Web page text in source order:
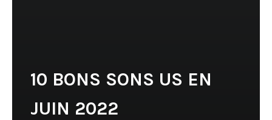
10 BONS SONS US EN
JUIN 2022